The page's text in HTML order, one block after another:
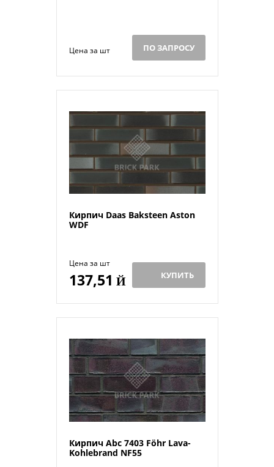
Цена за шт ПО ЗАПРОСУ
Кирпич Daas Baksteen Aston
WDF
Цена за шт
137,51 Й КУПИТЬ
Кирпич Abc 7403 Föhr Lava-
Kohlebrand NF55